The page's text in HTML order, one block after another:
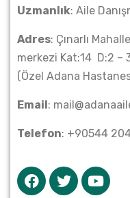
Uzmanlık: Aile
Adres: Çınarlı
merkezi Kat:14 D:2 –
(Özel Adana
Email:
Telefon: +90544